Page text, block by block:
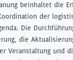
beinhaltet die
der
Die
die
Veranstaltung und